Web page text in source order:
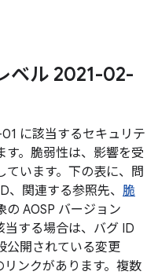
ベル 2021-02-
に該当するセキュリテ
す。脆弱性は、影響を受
ています。下の表に、問
、関連する参照先、 脆
の AOSP バージョン
当する場合は、バグ ID
公開されている変更
リンクがあります。複数